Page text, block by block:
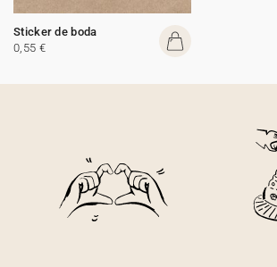
Sticker de boda
0,55 €